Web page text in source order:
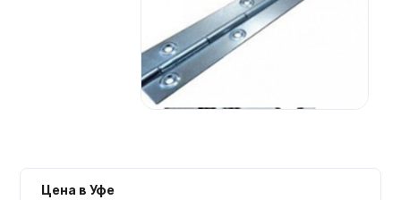
Мебельные образцы, каталоги
Цена в Уфе